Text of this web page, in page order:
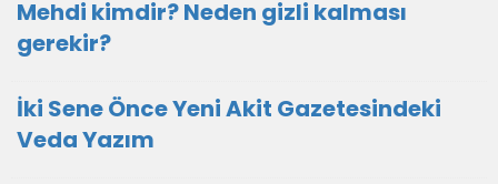
Mehdi kimdir? Neden gizli kalması
gerekir?
İki Sene Önce Yeni Akit Gazetesindeki
Veda Yazım